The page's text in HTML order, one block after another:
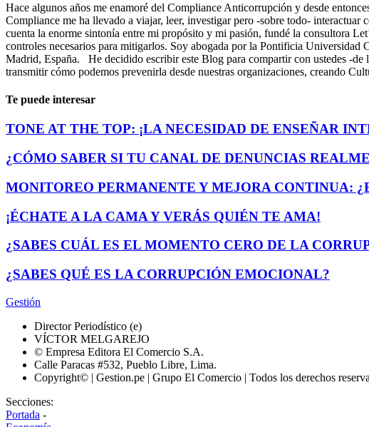
Hace algunos años me enamoré del Compliance Anticorrupción y desde
Compliance me ha llevado a viajar, leer, investigar pero -sobre todo- interactuar
cuenta la enorme sintonía entre mi propósito y mi pasión, fundé la consultora
controles necesarios para mitigarlos. Soy abogada por la Pontificia
Madrid, España. He decidido escribir este Blog para compartir con ustedes -de
transmitir cómo podemos prevenirla desde nuestras organizaciones, creando
Te puede interesar
TONE AT THE TOP: ¡LA NECESIDAD DE ENSEÑAR
¿CÓMO SABER SI TU CANAL DE DENUNCIAS
MONITOREO PERMANENTE Y MEJORA CONTINUA:
¡ÉCHATE A LA CAMA Y VERÁS QUIÉN TE AMA!
¿SABES CUÁL ES EL MOMENTO CERO DE LA
¿SABES QUÉ ES LA CORRUPCIÓN EMOCIONAL?
Gestión
Director Periodístico (e)
VÍCTOR MELGAREJO
© Empresa Editora El Comercio S.A.
Calle Paracas #532, Pueblo Libre, Lima.
Copyright© | Gestion.pe | Grupo El Comercio | Todos los derechos
Secciones:
Portada -